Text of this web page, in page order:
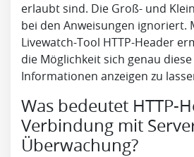
erlaubt sind. Die Groß- und
bei den Anweisungen ignoriert.
Livewatch-Tool HTTP-Header
die Möglichkeit sich genau
Informationen anzeigen zu
Was bedeutet HTTP-
Verbindung mit
Überwachung?